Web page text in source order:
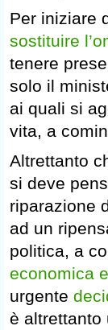
Per iniziare
sostituire
tenere
solo il
ai quali si
vita, a
Altrettanto
si deve
riparazione
ad un
politica, a
economica
urgente
è altrettanto